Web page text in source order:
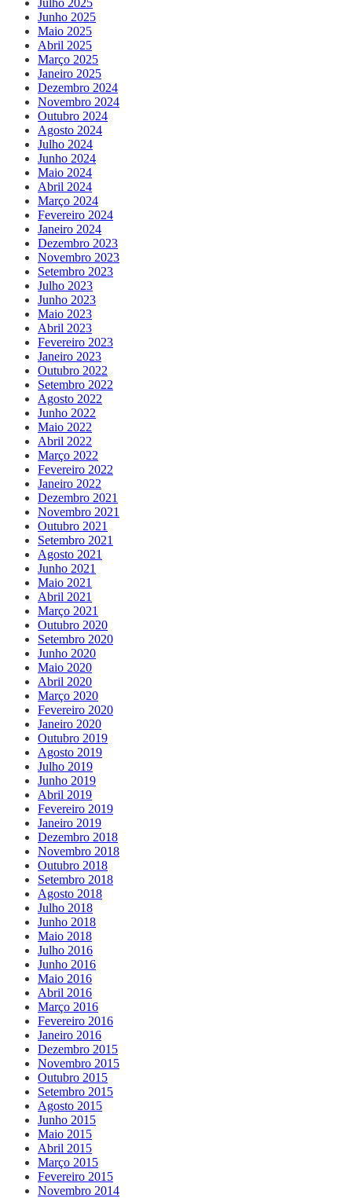
Junho 2025
Maio 2025
Abril 2025
Março 2025
Janeiro 2025
Dezembro 2024
Novembro 2024
Outubro 2024
Agosto 2024
Julho 2024
Junho 2024
Maio 2024
Abril 2024
Março 2024
Fevereiro 2024
Janeiro 2024
Dezembro 2023
Novembro 2023
Setembro 2023
Julho 2023
Junho 2023
Maio 2023
Abril 2023
Fevereiro 2023
Janeiro 2023
Outubro 2022
Setembro 2022
Agosto 2022
Junho 2022
Maio 2022
Abril 2022
Março 2022
Fevereiro 2022
Janeiro 2022
Dezembro 2021
Novembro 2021
Outubro 2021
Setembro 2021
Agosto 2021
Junho 2021
Maio 2021
Abril 2021
Março 2021
Outubro 2020
Setembro 2020
Junho 2020
Maio 2020
Abril 2020
Março 2020
Fevereiro 2020
Janeiro 2020
Outubro 2019
Agosto 2019
Julho 2019
Junho 2019
Abril 2019
Fevereiro 2019
Janeiro 2019
Dezembro 2018
Novembro 2018
Outubro 2018
Setembro 2018
Agosto 2018
Julho 2018
Junho 2018
Maio 2018
Julho 2016
Junho 2016
Maio 2016
Abril 2016
Março 2016
Fevereiro 2016
Janeiro 2016
Dezembro 2015
Novembro 2015
Outubro 2015
Setembro 2015
Agosto 2015
Junho 2015
Maio 2015
Abril 2015
Março 2015
Fevereiro 2015
Novembro 2014